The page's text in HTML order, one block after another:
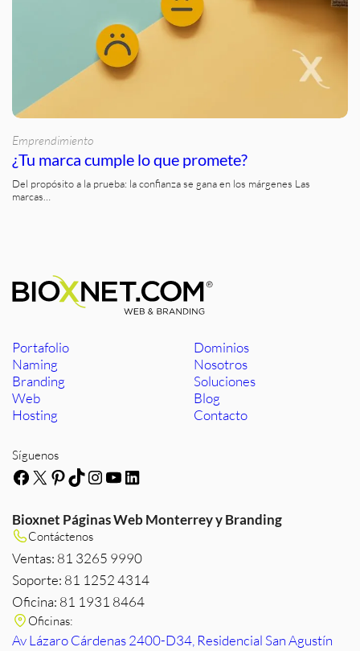
Emprendimiento
¿Tu marca cumple lo que promete?
Del propósito a la prueba: la confianza se gana en los márgenes Las
marcas…
Portafolio
Naming
Branding
Web
Hosting
Dominios
Nosotros
Soluciones
Blog
Contacto
Síguenos
Facebook
X Pinterest
TikTok
Instagram
YouTube
LinkedIn
Bioxnet Páginas Web Monterrey y Branding
Contáctenos
Ventas: 81 3265 9990
Soporte: 81 1252 4314
Oficina: 81 1931 8464
Oficinas:
Av Lázaro Cárdenas 2400-D34, Residencial San Agustín